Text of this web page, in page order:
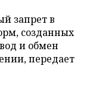
запрет в
созданных
и обмен
передает